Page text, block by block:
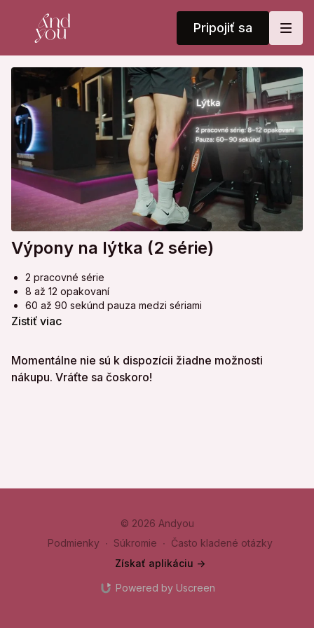
Pripojiť sa
Výpony na lýtka (2 série)
2 pracovné série
8 až 12 opakovaní
60 až 90 sekúnd pauza medzi sériami
Zistiť viac
Momentálne nie sú k dispozícii žiadne možnosti
nákupu. Vráťte sa čoskoro!
© 2026 Andyou
Podmienky ∙ Súkromie ∙ Často kladené otázky
Získať aplikáciu ->
Powered by Uscreen